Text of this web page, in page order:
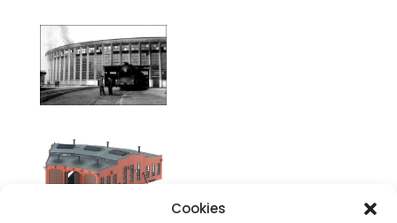
Cookies